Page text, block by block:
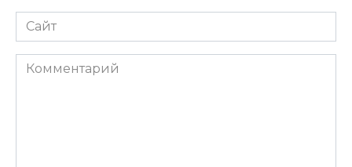
Сайт
Комментарий